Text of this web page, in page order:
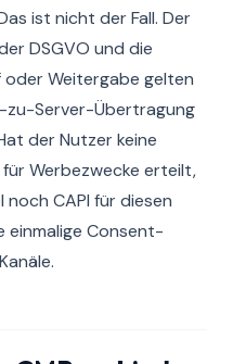
ist nicht der Fall. Der
DSGVO und die
Weitergabe gelten
zu-Server-Übertragung
der Nutzer keine
Werbezwecke erteilt,
CAPI für diesen
einmalige Consent-